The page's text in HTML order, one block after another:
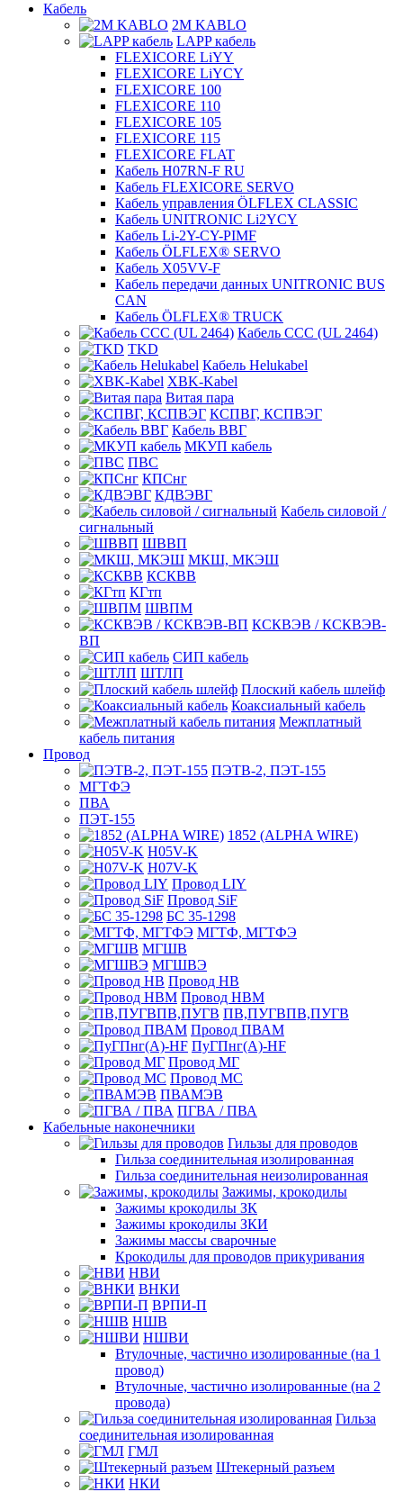
Кабель
2M KABLO
LAPP кабель
FLEXICORE LiYY
FLEXICORE LiYCY
FLEXICORE 100
FLEXICORE 110
FLEXICORE 105
FLEXICORE 115
FLEXICORE FLAT
Кабель H07RN-F RU
Кабель FLEXICORE SERVO
Кабель управления ÖLFLEX CLASSIC
Кабель UNITRONIC Li2YCY
Кабель Li-2Y-CY-PIMF
Кабель ÖLFLEX® SERVO
Кабель X05VV-F
Кабель передачи данных UNITRONIC BUS
CAN
Кабель ÖLFLEX® TRUCK
Кабель CCC (UL 2464)
TKD
Кабель Helukabel
XBK-Kabel
Витая пара
КСПВГ, КСПВЭГ
Кабель ВВГ
МКУП кабель
ПВС
КПСнг
КДВЭВГ
Кабель силовой /
сигнальный
ШВВП
МКШ, МКЭШ
КСКВВ
КГтп
ШВПМ
КСКВЭВ / КСКВЭВ-
ВП
СИП кабель
ШТЛП
Плоский кабель шлейф
Коаксиальный кабель
Межплатный
кабель питания
Провод
ПЭТВ-2, ПЭТ-155
МГТФЭ
ПВА
ПЭТ-155
1852 (ALPHA WIRE)
H05V-K
H07V-K
Провод LIY
Провод SiF
БС 35-1298
МГТФ, МГТФЭ
МГШВ
МГШВЭ
Провод НВ
Провод НВМ
ПВ,ПУГВПВ,ПУГВ
Провод ПВАМ
ПуГПнг(A)-HF
Провод МГ
Провод МС
ПВАМЭВ
ПГВА / ПВА
Кабельные наконечники
Гильзы для проводов
Гильза соединительная изолированная
Гильза соединительная неизолированная
Зажимы, крокодилы
Зажимы крокодилы ЗК
Зажимы крокодилы ЗКИ
Зажимы массы сварочные
Крокодилы для проводов прикуривания
НВИ
ВНКИ
ВРПИ-П
НШВ
НШВИ
Втулочные, частично изолированные (на 1
провод)
Втулочные, частично изолированные (на 2
провода)
Гильза
соединительная изолированная
ГМЛ
Штекерный разъем
НКИ